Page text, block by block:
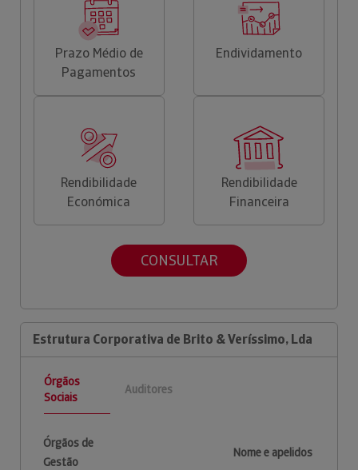
Prazo Médio de
Pagamentos
Endividamento
Rendibilidade
Económica
Rendibilidade
Financeira
CONSULTAR
Estrutura Corporativa de Brito & Veríssimo, Lda
Órgãos
Sociais
Auditores
Órgãos de
Gestão
Nome e apelidos